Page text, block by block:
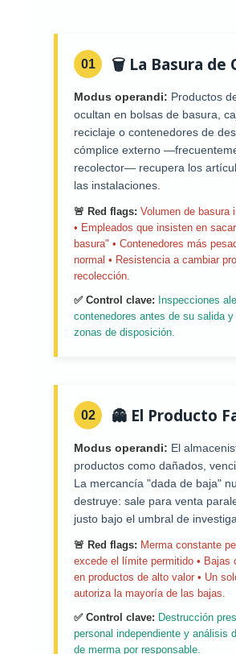
01 🗑️ La Basura de
Modus operandi: Productos
ocultan en bolsas de basura,
reciclaje o contenedores de
cómplice externo
recolector— recupera los
las instalaciones.
🚨 Red flags: Volumen de basura
• Empleados que insisten en
basura" • Contenedores más
normal • Resistencia a cambiar
recolección.
✅ Control clave: Inspecciones
contenedores antes de su salida
zonas de disposición.
02 👻 El Producto
Modus operandi: El
productos como dañados,
La mercancía "dada de baja"
destruye: sale para venta
justo bajo el umbral de
🚨 Red flags: Merma constante
excede el límite permitido • Bajas
en productos de alto valor • Un
autoriza la mayoría de las bajas.
✅ Control clave: Destrucción
personal independiente y análisis
de merma por responsable.